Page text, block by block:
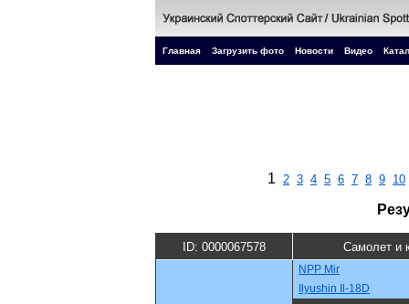
Главная Загрузить фото Новости Видео
1 2 3 4 5 6 7 8 9 10
ID: 0000067578 Самолет и
NPP Mir
Ilyushin Il-18D